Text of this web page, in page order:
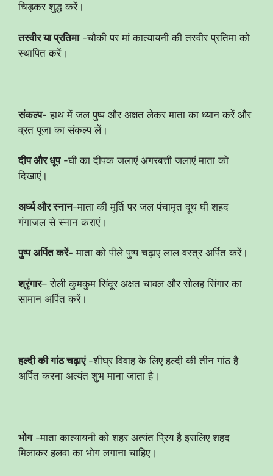
चिड़कर शुद्ध करें।
तस्वीर या प्रतिमा-चौकी पर मां कात्यायनी की तस्वीर प्रतिमा को
स्थापित करें।
संकल्प- हाथ में जल पुष्प और अक्षत लेकर माता का ध्यान करें और
व्रत पूजा का संकल्प लें।
दीप और धूप-घी का दीपक जलाएं अगरबत्ती जलाएं माता को
दिखाएं।
अर्घ्य और स्नान-माता की मूर्ति पर जल पंचामृत दूध घी शहद
गंगाजल से स्नान कराएं।
पुष्प अर्पित करें- माता को पीले पुष्प चढ़ाए लाल वस्त्र अर्पित करें।
श्रृंगार– रोली कुमकुम सिंदूर अक्षत चावल और सोलह सिंगार का
सामान अर्पित करें।
हल्दी की गांठ चढ़ाएं-शीघ्र विवाह के लिए हल्दी की तीन गांठ है
अर्पित करना अत्यंत शुभ माना जाता है।
भोग-माता कात्यायनी को शहर अत्यंत प्रिय है इसलिए शहद
मिलाकर हलवा का भोग लगाना चाहिए।